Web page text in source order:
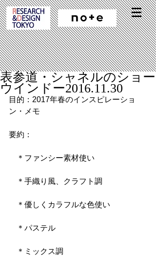
表参道・シャネルのショー
ウインドー2016.11.30
目的：2017年春のインスピレーショ
ン・メモ
要約：
＊ファンシー素材使い
＊手織り風、クラフト調
＊優しくカラフルな色使い
＊パステル
＊ミックス調